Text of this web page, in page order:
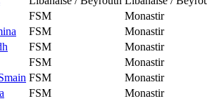
FSM
Monastir
FSM
Monastir
FSM
Monastir
FSM
Monastir
FSM
Monastir
FSM
Monastir